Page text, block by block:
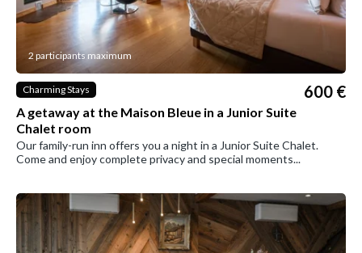
2 participants maximum
Charming Stays
A getaway at the Maison Bleue in a Junior Suite
Chalet room
600 €
Our family-run inn offers you a night in a Junior Suite Chalet.
Come and enjoy complete privacy and special moments...